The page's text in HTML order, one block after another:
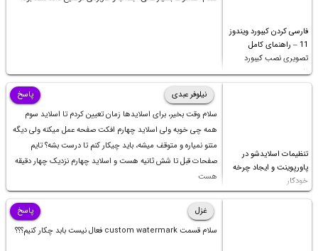
فارسی کردن کیبورد ویندوز
11 – راهنمای کامل
تصویری نصب کیبورد
فارسی
تنظیمات اسلایدشو در
پاورپوینت و ایجاد چرخه
خودکار
نیلوفر عبدی
سلام وقت بخیر، برای اسلایدها زمان تعیین کردم تا اسلاید سوم
همه چی خوبه ولی اسلاید چهارم افکت صفحه عمل میکنه ولی دیگه
متنو نمیاره و متوقف میشه، باید چیکار کنم تا درست بشه؟ تایم
صفحات قبل تا شش ثانیه هست و اسلاید چهارم نزدیک چهار دقیقه
هست
پاسخ
غزل
سلام قسمت custom watermark فعال نیست بابد چکار کنیم؟؟؟
پاسخ